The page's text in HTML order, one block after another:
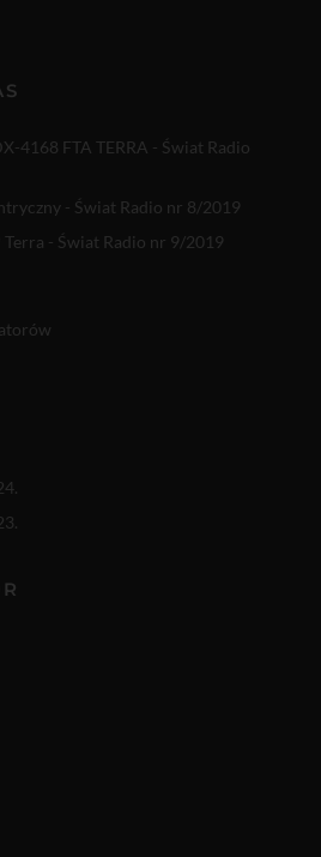
4168 FTA TERRA - Świat Radio
- Świat Radio nr 8/2019
- Świat Radio nr 9/2019